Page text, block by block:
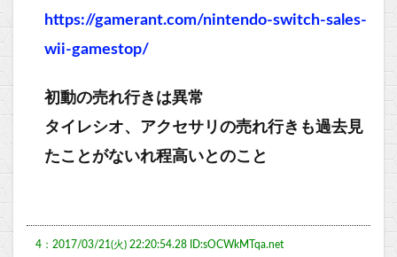
https://gamerant.com/nintendo-switch-sales-
wii-gamestop/
初動の売れ行きは異常
タイレシオ、アクセサリの売れ行きも過去見
たことがないれ程高いとのこと
4：2017/03/21(火) 22:20:54.28 ID:sOCWkMTqa.net